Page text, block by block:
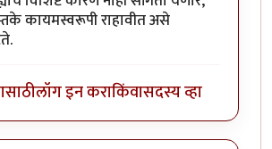
कायमस्वरूपी राहावीत असे
लॉग इन कराकिंवासदस्य व्हा